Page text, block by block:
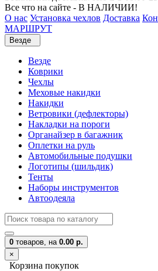
Все что на сайте - В НАЛИЧИИ!
О нас Установка чехлов Доставка
МАРШРУТ
Везде
Везде
Коврики
Чехлы
Меховые накидки
Накидки
Ветровики (дефлекторы)
Накладки на пороги
Органайзер в багажник
Оплетки на руль
Автомобильные подушки
Логотипы (шильдик)
Тенты
Наборы инструментов
Автоодеяла
0 товаров, на 0.00 р.
×
Корзина покупок